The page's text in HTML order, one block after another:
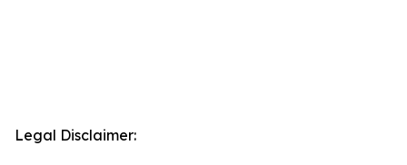
Legal Disclaimer: